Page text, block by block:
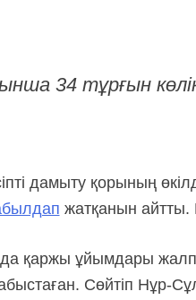
34 тұрғын
дамыту қорының
жатқанын айтты.
қаржы ұйымдары
Сөйтіп